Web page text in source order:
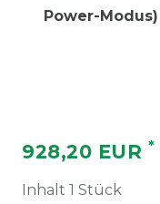
Power-Modus)
928,20 EUR *
Inhalt 1 Stück